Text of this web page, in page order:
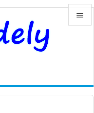


前へ